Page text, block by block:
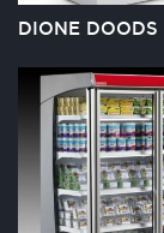
DIONE DOODS